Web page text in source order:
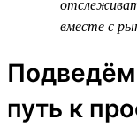
вместе с
Подведём
путь к